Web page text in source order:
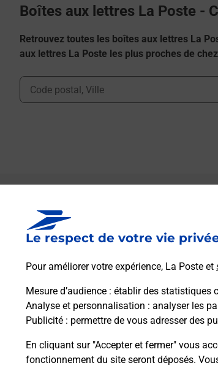
Le respect de votre vie
Pour améliorer votre expérience, La Poste et
Mesure d’audience : établir des statistiques
Analyse et personnalisation : analyser les
Publicité : permettre de vous adresser des
En cliquant sur "Accepter et fermer" vous
fonctionnement du site seront déposés.
Boîtes aux lettres La Poste -
Retrouvez toutes les boîtes aux lettres La
aux lettres La Poste les plus proches de
Ville, Département, Code Postal
Boîte aux lettres La Poste
Prochaine collecte du courrier
25440 Chouzelot
Itinéraire